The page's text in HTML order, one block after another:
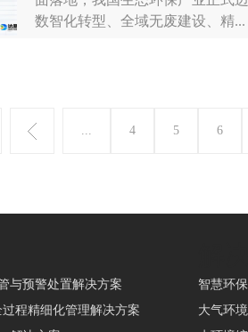
数智化转型、全域无废建设、精...
... 4 5 6
与预警处置解决方案
过程精细化管理解决方案
智慧环
大气环